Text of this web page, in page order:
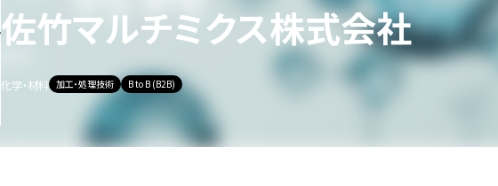
佐竹マルチミクス株式会社
化学・材料 加工・処理技術 B to B (B2B)